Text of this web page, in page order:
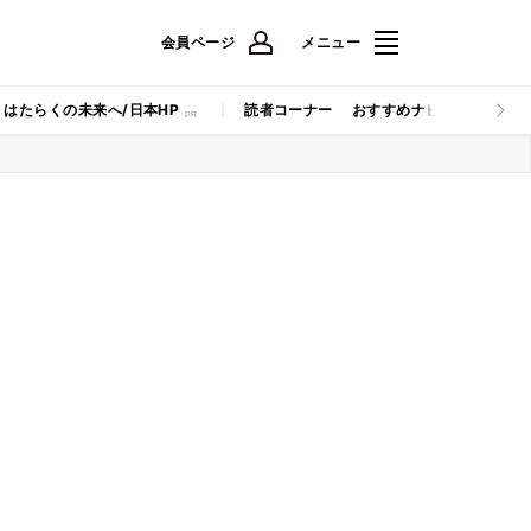
会員ページ メニュー
はたらくの未来へ/日本HP 読者コーナー おすすめナビ マイナビ